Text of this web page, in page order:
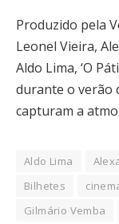
Produzido pela
Leonel Vieira,
Aldo Lima, ‘O
durante o verão
capturam a
Aldo Lima
Bilhetes
Gilmário Vemba